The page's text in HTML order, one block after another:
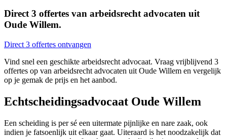
Direct 3 offertes van arbeidsrecht advocaten uit
Oude Willem.
Direct 3 offertes ontvangen
Vind snel een geschikte arbeidsrecht advocaat. Vraag vrijblijvend 3
offertes op van arbeidsrecht advocaten uit Oude Willem en vergelijk
op je gemak de prijs en het aanbod.
Echtscheidingsadvocaat Oude Willem
Een scheiding is per sé een uitermate pijnlijke en nare zaak, ook
indien je fatsoenlijk uit elkaar gaat. Uiteraard is het noodzakelijk dat